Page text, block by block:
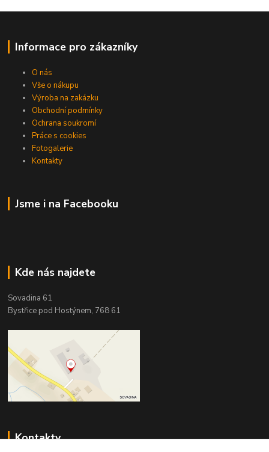
Informace pro zákazníky
O nás
Vše o nákupu
Výroba na zakázku
Obchodní podmínky
Ochrana soukromí
Práce s cookies
Fotogalerie
Kontakty
Jsme i na Facebooku
Kde nás najdete
Sovadina 61
Bystřice pod Hostýnem, 768 61
Kontakty